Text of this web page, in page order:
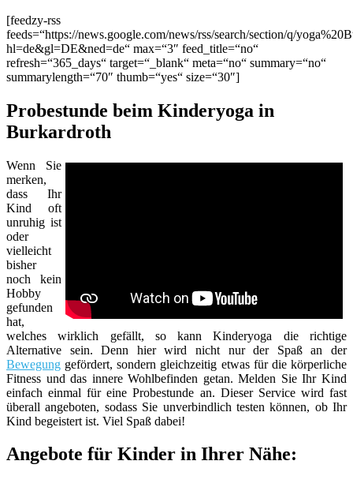
[feedzy-rss
feeds=“https://news.google.com/news/rss/search/section/q/
hl=de&gl=DE&ned=de“ max=“3″ feed_title=“no“
refresh=“365_days“ target=“_blank“ meta=“no“ summary=“no“
summarylength=“70″ thumb=“yes“ size=“30″]
Probestunde beim Kinderyoga in
Burkardroth
Wenn Sie
merken,
dass Ihr
Kind oft
unruhig ist
oder
vielleicht
bisher
noch kein
Hobby
gefunden
hat,
welches wirklich gefällt, so kann Kinderyoga die richtige
Alternative sein. Denn hier wird nicht nur der Spaß an der
Bewegung gefördert, sondern gleichzeitig etwas für die körperliche
Fitness und das innere Wohlbefinden getan. Melden Sie Ihr Kind
einfach einmal für eine Probestunde an. Dieser Service wird fast
überall angeboten, sodass Sie unverbindlich testen können, ob Ihr
Kind begeistert ist. Viel Spaß dabei!
Angebote für Kinder in Ihrer Nähe: